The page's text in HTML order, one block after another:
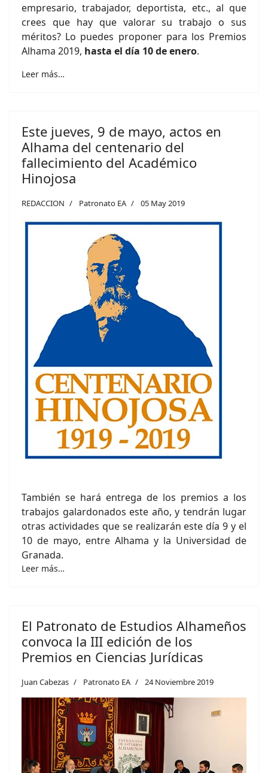
empresario, trabajador, deportista, etc., al que
crees que hay que valorar su trabajo o sus
méritos? Lo puedes proponer para los Premios
Alhama 2019, hasta el día 10 de enero.
Leer más…
Este jueves, 9 de mayo, actos en
Alhama del centenario del
fallecimiento del Académico
Hinojosa
REDACCION Patronato EA 05 May 2019
También se hará entrega de los premios a los
trabajos galardonados este año, y tendrán lugar
otras actividades que se realizarán este día 9 y el
10 de mayo, entre Alhama y la Universidad de
Granada.
Leer más…
El Patronato de Estudios Alhameños
convoca la III edición de los
Premios en Ciencias Jurídicas
Juan Cabezas Patronato EA 24 Noviembre 2019